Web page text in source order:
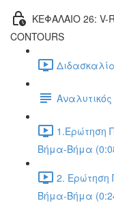
ΚΕΦΑΛΑΙΟ 26: V-
CONTOURS
1.Ερώτηση
Βήμα-Βήμα
2. Ερώτηση
Βήμα-Βήμα